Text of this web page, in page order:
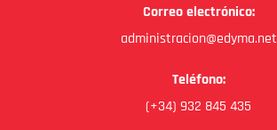
Correo electrónico:
administracion@edyma.net
Teléfono:
(+34) 932 845 435